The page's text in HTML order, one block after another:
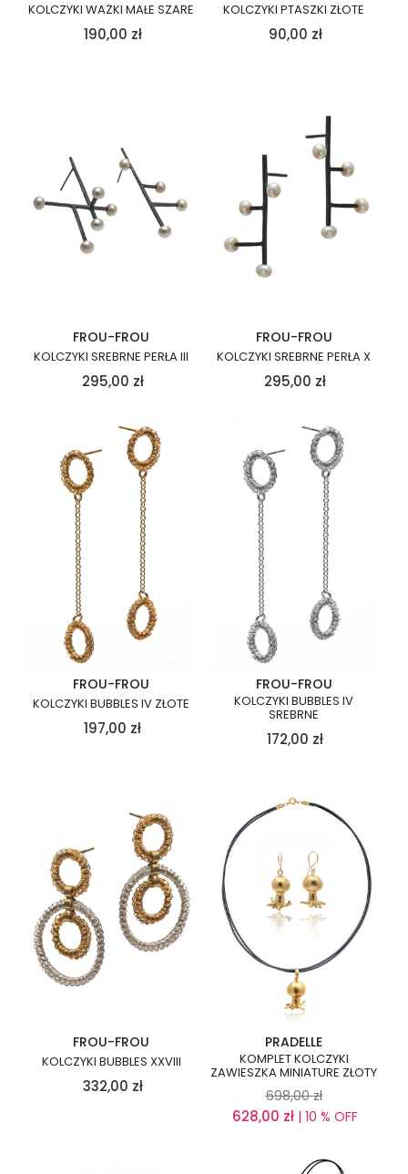
KOLCZYKI WAŻKI MAŁE SZARE
190,00 zł
KOLCZYKI PTASZKI ZŁOTE
90,00 zł
FROU-FROU
KOLCZYKI SREBRNE PERŁA III
295,00 zł
FROU-FROU
KOLCZYKI SREBRNE PERŁA X
295,00 zł
FROU-FROU
KOLCZYKI BUBBLES IV ZŁOTE
197,00 zł
FROU-FROU
KOLCZYKI BUBBLES IV
SREBRNE
172,00 zł
FROU-FROU
KOLCZYKI BUBBLES XXVIII
332,00 zł
PRADELLE
KOMPLET KOLCZYKI
ZAWIESZKA MINIATURE ZŁOTY
698,00 zł
628,00 zł | 10 % OFF